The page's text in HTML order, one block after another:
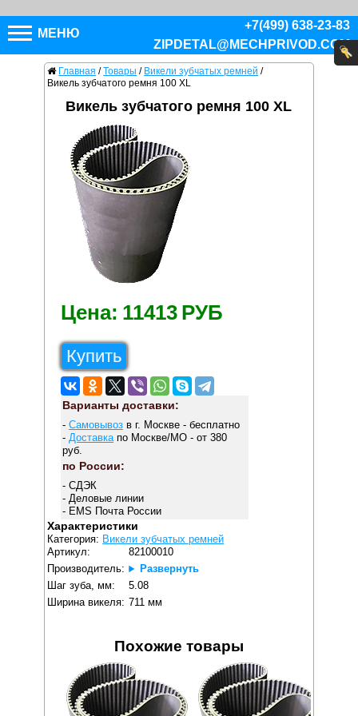
МЕНЮ
+7(499) 638-23-83
ZIPDETAL@MECHPRIVOD.COM
Главная / Товары / Викели зубчатых ремней /
Викель зубчатого ремня 100 XL
Викель зубчатого ремня 100 XL
Цена: 11413 РУБ
Купить
Варианты доставки:
- Самовывозв г. Москве - бесплатно
- Доставкапо Москве/МО - от 380
руб.
по России:
- СДЭК
- Деловые линии
- EMS Почта России
Характеристики
Категория: Викели зубчатых ремней
Артикул:
82100010
Производитель:
Развернуть
Шаг зуба, мм:
5.08
Ширина викеля: 711 мм
Похожие товары